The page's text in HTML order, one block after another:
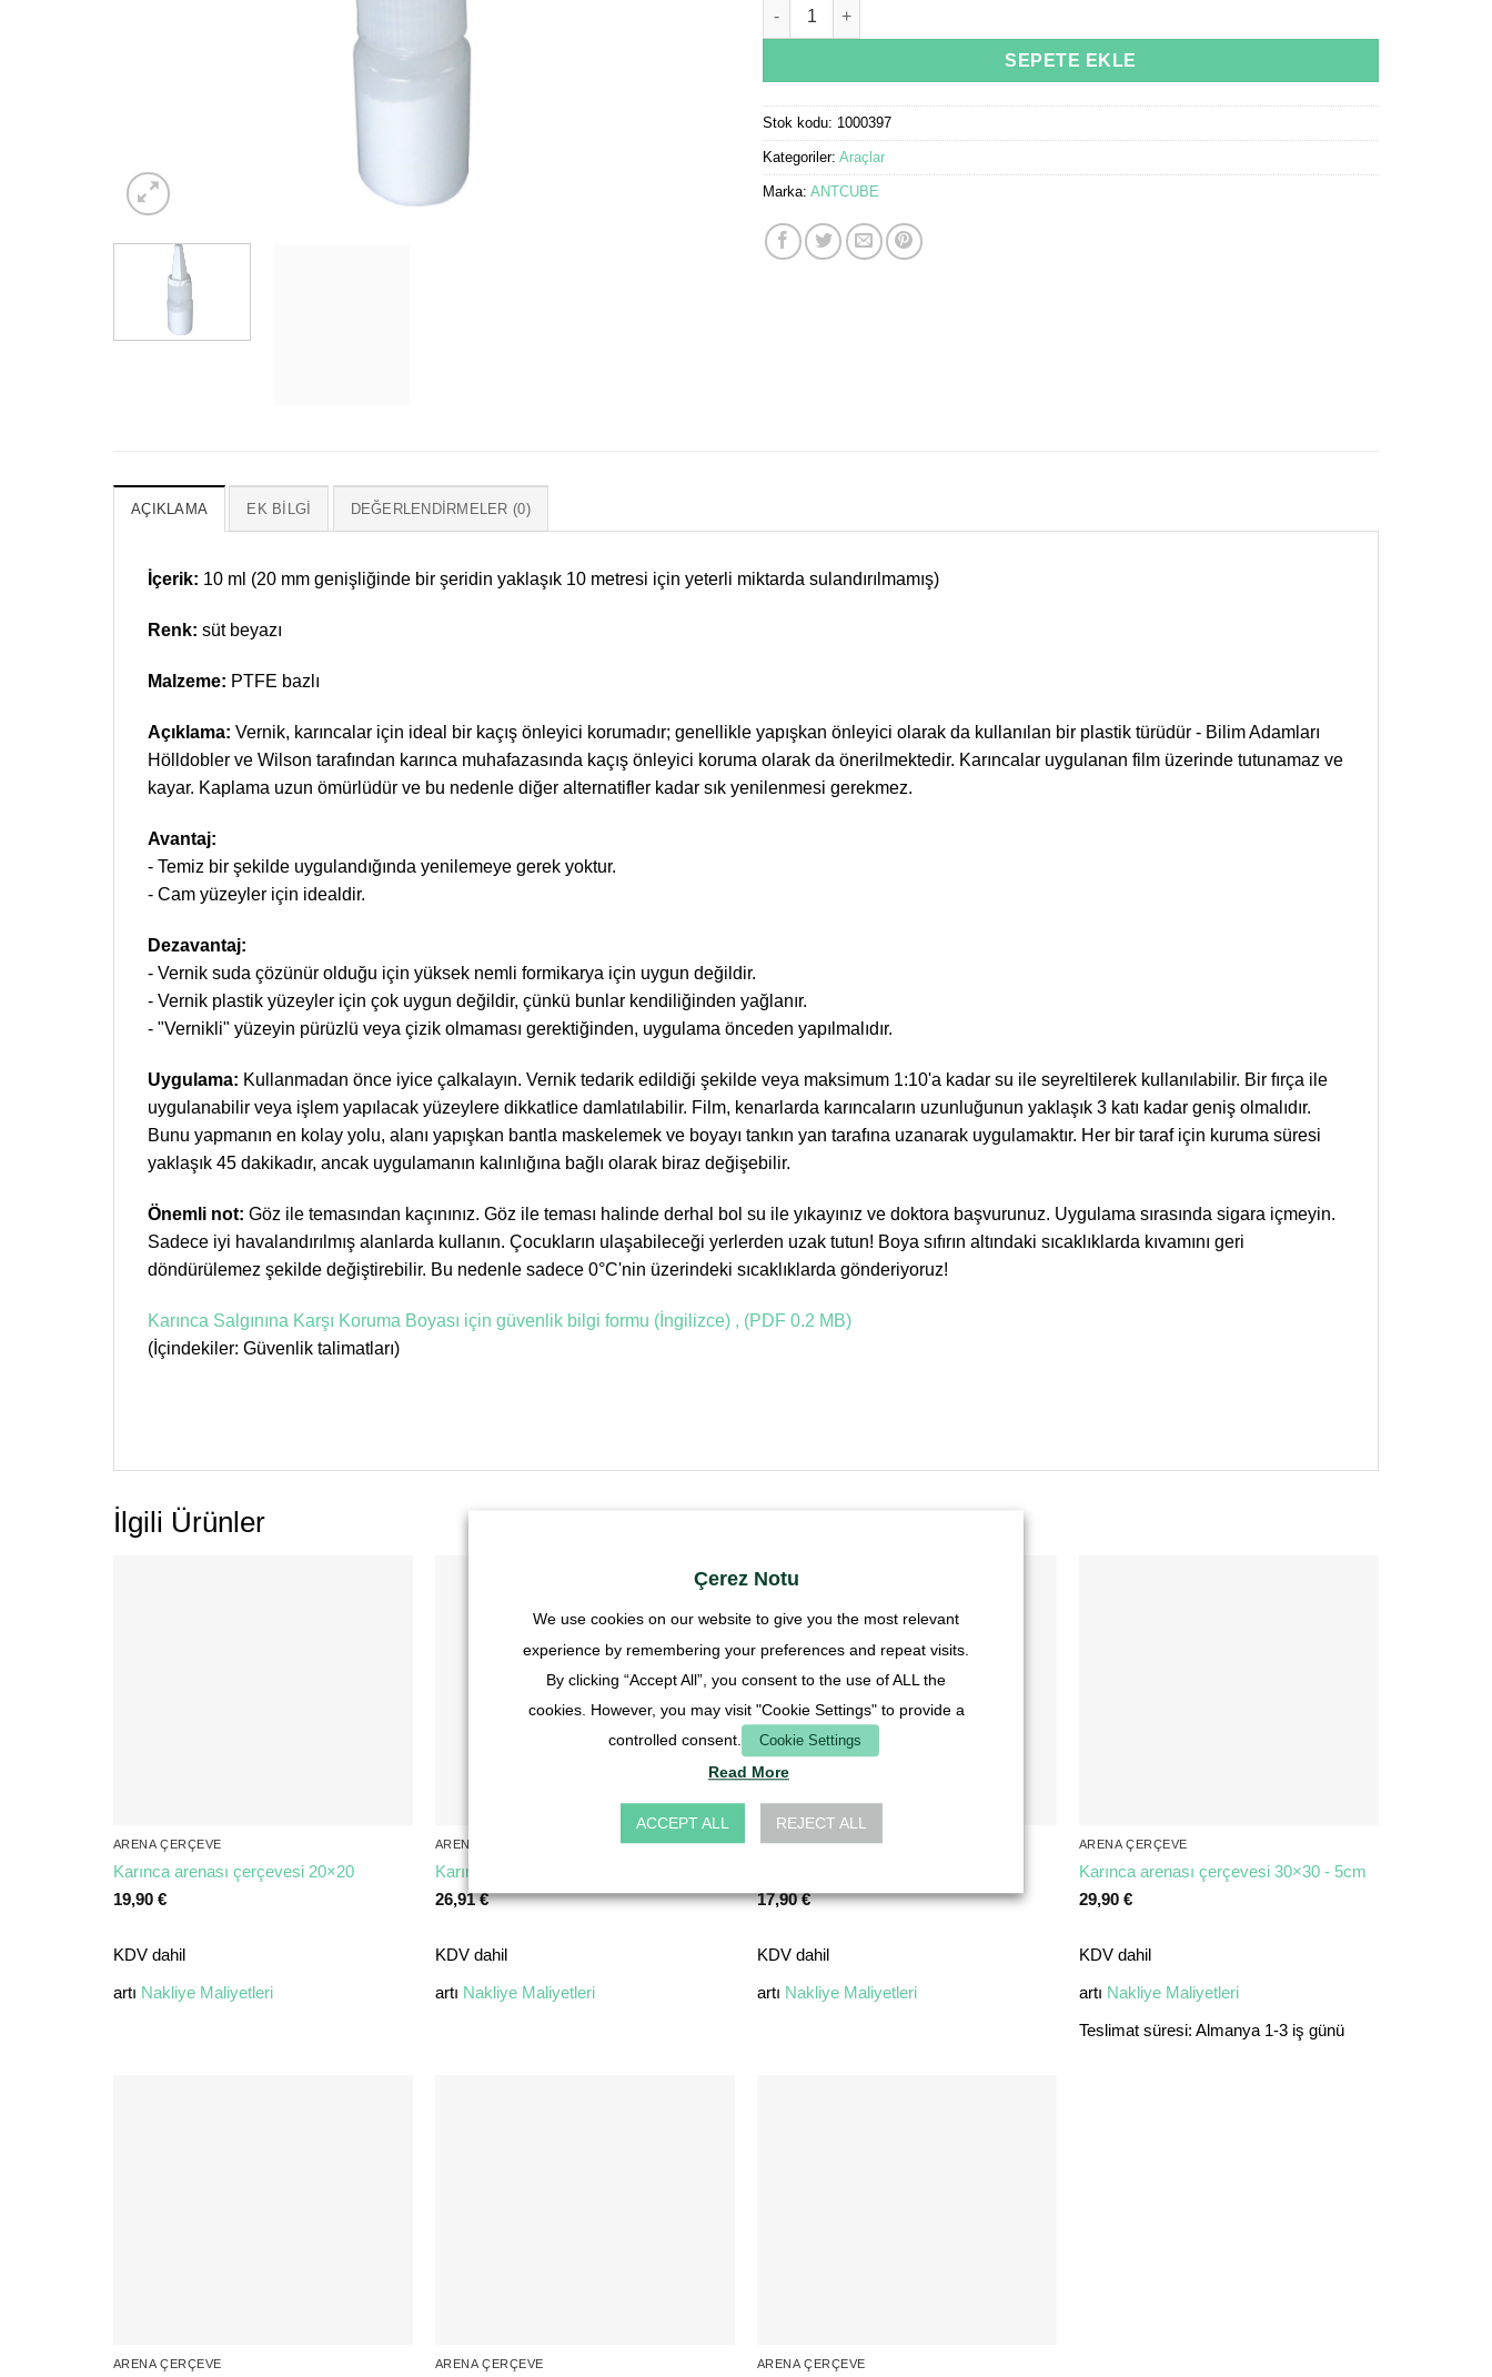
Ant Outbreak Protection Varnish 10ml adet
SEPETE EKLE
Stok kodu: 1000397
Kategoriler: Araçlar
Marka: ANTCUBE
AÇIKLAMA EK BILGI DEĞERLENDIRMELER (0)
İçerik: 10 ml (20 mm genişliğinde bir şeridin yaklaşık 10 metresi için yeterli miktarda sulandırılmamış)
Renk: süt beyazı
Malzeme: PTFE bazlı
Açıklama: Vernik, karıncalar için ideal bir kaçış önleyici korumadır; genellikle yapışkan önleyici olarak da kullanılan bir plastik türüdür - Bilim Adamları
Hölldobler ve Wilson tarafından karınca muhafazasında kaçış önleyici koruma olarak da önerilmektedir. Karıncalar uygulanan film üzerinde tutunamaz ve
kayar. Kaplama uzun ömürlüdür ve bu nedenle diğer alternatifler kadar sık yenilenmesi gerekmez.
Avantaj:
- Temiz bir şekilde uygulandığında yenilemeye gerek yoktur.
- Cam yüzeyler için idealdir.
Dezavantaj:
- Vernik suda çözünür olduğu için yüksek nemli formikarya için uygun değildir.
- Vernik plastik yüzeyler için çok uygun değildir, çünkü bunlar kendiliğinden yağlanır.
- "Vernikli" yüzeyin pürüzlü veya çizik olmaması gerektiğinden, uygulama önceden yapılmalıdır.
Uygulama: Kullanmadan önce iyice çalkalayın. Vernik tedarik edildiği şekilde veya maksimum 1:10'a kadar su ile seyreltilerek kullanılabilir. Bir fırça ile
uygulanabilir veya işlem yapılacak yüzeylere dikkatlice damlatılabilir. Film, kenarlarda karıncaların uzunluğunun yaklaşık 3 katı kadar geniş olmalıdır.
Bunu yapmanın en kolay yolu, alanı yapışkan bantla maskelemek ve boyayı tankın yan tarafına uzanarak uygulamaktır. Her bir taraf için kuruma süresi
yaklaşık 45 dakikadır, ancak uygulamanın kalınlığına bağlı olarak biraz değişebilir.
Önemli not: Göz ile temasından kaçınınız. Göz ile teması halinde derhal bol su ile yıkayınız ve doktora başvurunuz. Uygulama sırasında sigara içmeyin.
Sadece iyi havalandırılmış alanlarda kullanın. Çocukların ulaşabileceği yerlerden uzak tutun! Boya sıfırın altındaki sıcaklıklarda kıvamını geri
döndürülemez şekilde değiştirebilir. Bu nedenle sadece 0°C'nin üzerindeki sıcaklıklarda gönderiyoruz!
Karınca Salgınına Karşı Koruma Boyası için güvenlik bilgi formu (İngilizce) , (PDF 0.2 MB)
(İçindekiler: Güvenlik talimatları)
İlgili Ürünler
ARENA ÇERÇEVE
Karınca arenası çerçevesi 20×20
19,90 €
KDV dahil
artı Nakliye Maliyetleri
ARENA ÇERÇEVE
Karınca arenası çerçevesi 40×20
26,91€
KDV dahil
artı Nakliye Maliyetleri
ARENA ÇERÇEVE
17,90€
KDV dahil
artı Nakliye Maliyetleri
ARENA ÇERÇEVE
Karınca arenası çerçevesi 30×30 - 5cm
29,90 €
KDV dahil
artı Nakliye Maliyetleri
Teslimat süresi: Almanya 1-3 iş günü
ARENA ÇERÇEVE ARENA ÇERÇEVE ARENA ÇERÇEVE
Çerez Notu
We use cookies on our website to give you the most relevant
experience by remembering your preferences and repeat visits.
By clicking “Accept All”, you consent to the use of ALL the
cookies. However, you may visit "Cookie Settings" to provide a
controlled consent.
Cookie Settings
Read More
ACCEPT ALL REJECT ALL